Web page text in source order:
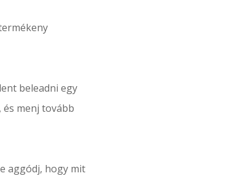
beleadni egy
menj tovább
aggódj, hogy mit